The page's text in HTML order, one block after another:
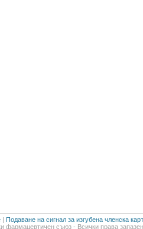
| Подаване на сигнал за изгубена членска
фармацевтичен съюз - Всички права